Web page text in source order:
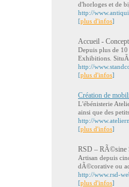
d'horloges et de
http://
[plus d'infos]
Accueil -
Depuis plus de
Exhibitions.
http://
[plus d'infos]
Création de
L'ébénisterie
ainsi que des
http://
[plus d'infos]
RSD – RÃ©sine
Artisan depuis
dÃ©corative ou
http://www.rsd-
[plus d'infos]